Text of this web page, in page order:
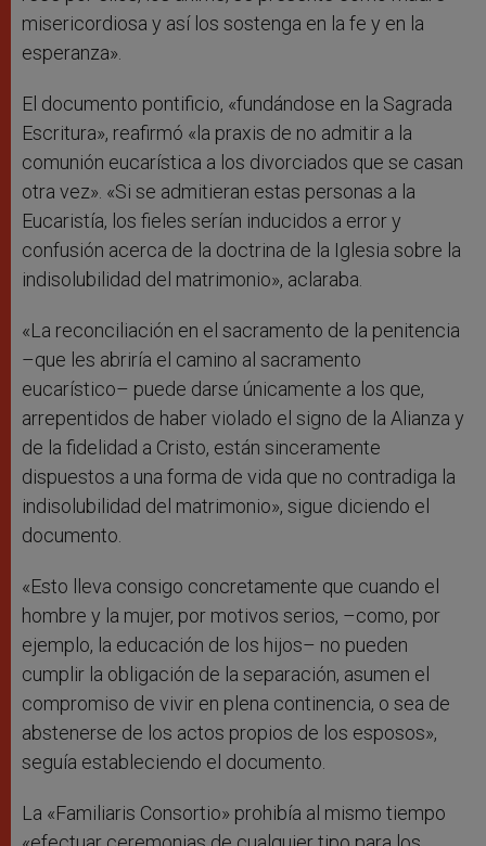
misericordiosa y así los sostenga en la fe y en la
esperanza».
El documento pontificio, «fundándose en la Sagrada
Escritura», reafirmó «la praxis de no admitir a la
comunión eucarística a los divorciados que se casan
otra vez». «Si se admitieran estas personas a la
Eucaristía, los fieles serían inducidos a error y
confusión acerca de la doctrina de la Iglesia sobre la
indisolubilidad del matrimonio», aclaraba.
«La reconciliación en el sacramento de la penitencia
–que les abriría el camino al sacramento
eucarístico– puede darse únicamente a los que,
arrepentidos de haber violado el signo de la Alianza y
de la fidelidad a Cristo, están sinceramente
dispuestos a una forma de vida que no contradiga la
indisolubilidad del matrimonio», sigue diciendo el
documento.
«Esto lleva consigo concretamente que cuando el
hombre y la mujer, por motivos serios, –como, por
ejemplo, la educación de los hijos– no pueden
cumplir la obligación de la separación, asumen el
compromiso de vivir en plena continencia, o sea de
abstenerse de los actos propios de los esposos»,
seguía estableciendo el documento.
La «Familiaris Consortio» prohibía al mismo tiempo